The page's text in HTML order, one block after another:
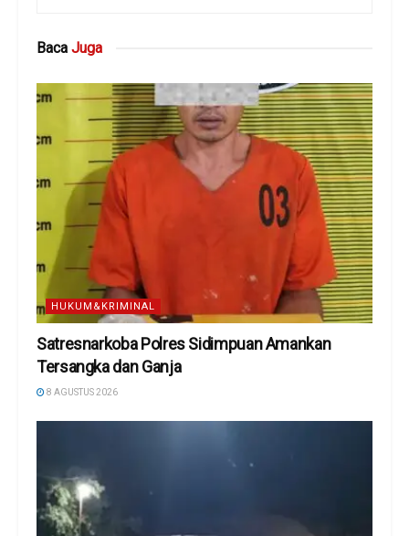
Baca Juga
HUKUM&KRIMINAL
Satresnarkoba Polres Sidimpuan Amankan
Tersangka dan Ganja
8 AGUSTUS 2026